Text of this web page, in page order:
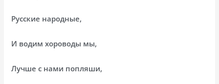
Русские народные,
И водим хороводы мы,
Лучше с нами попляши,